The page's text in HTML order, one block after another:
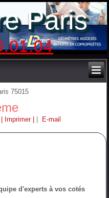
Paris
75015
| Imprimer | E-mail
d'experts à vos cotés